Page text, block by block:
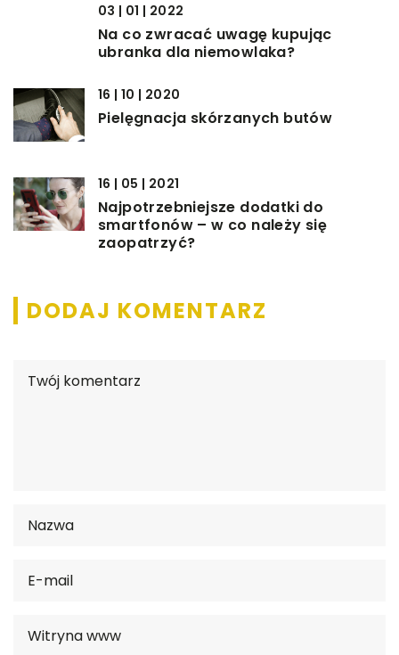
03 | 01 | 2022
Na co zwracać uwagę kupując
ubranka dla niemowlaka?
16 | 10 | 2020
Pielęgnacja skórzanych butów
16 | 05 | 2021
Najpotrzebniejsze dodatki do
smartfonów – w co należy się
zaopatrzyć?
DODAJ KOMENTARZ